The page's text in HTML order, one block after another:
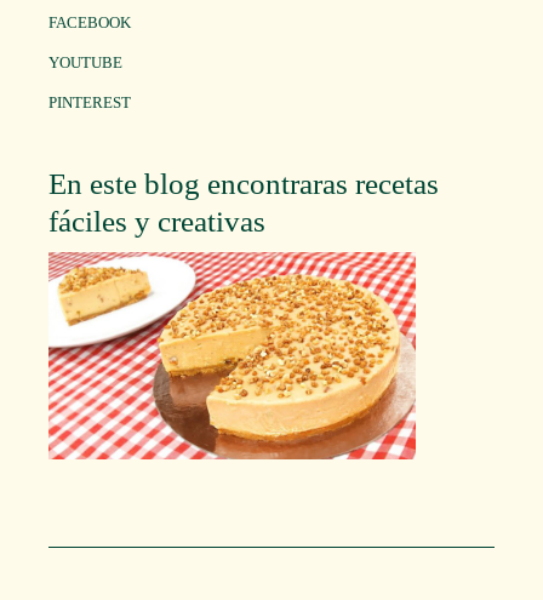
FACEBOOK
YOUTUBE
PINTEREST
En este blog encontraras recetas
fáciles y creativas